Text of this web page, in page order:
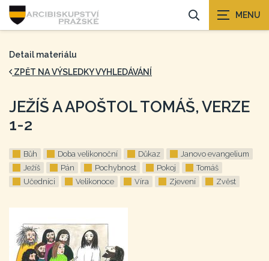
Detail materiálu
ZPĚT NA VÝSLEDKY VYHLEDÁVÁNÍ
JEŽÍŠ A APOŠTOL TOMÁŠ, VERZE
1-2
Bůh Doba velikonoční Důkaz
Janovo evangelium
Ježíš
Pán Pochybnost Pokoj
Tomáš
Učedníci
Velikonoce Víra Zjevení Zvěst